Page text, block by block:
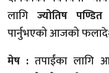
लागि ज्योतिष
पार्नुभएको आजको
मेष : तपाईंका लागि